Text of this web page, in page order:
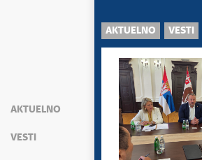
AKTUELNO
VESTI
AKTUELNO VESTI